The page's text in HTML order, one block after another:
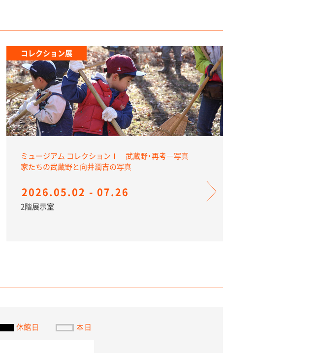
コレクション展
ミュージアム コレクションⅠ 武蔵野・再考―写真
家たちの武蔵野と向井潤吉の写真
2026.05.02 - 07.26
2階展示室
休館日 本日